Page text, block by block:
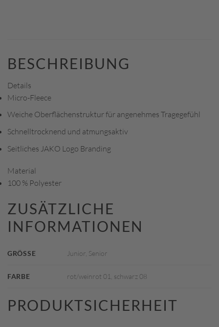
BESCHREIBUNG
Details
Micro-Fleece
Weiche Oberflächenstruktur für angenehmes Tragegefühl
Schnelltrocknend und atmungsaktiv
Seitliches JAKO Logo Branding
Material
100 % Polyester
ZUSÄTZLICHE
INFORMATIONEN
GRÖSSE Junior, Senior
FARBE rot/weinrot 01, schwarz 08
PRODUKTSICHERHEIT